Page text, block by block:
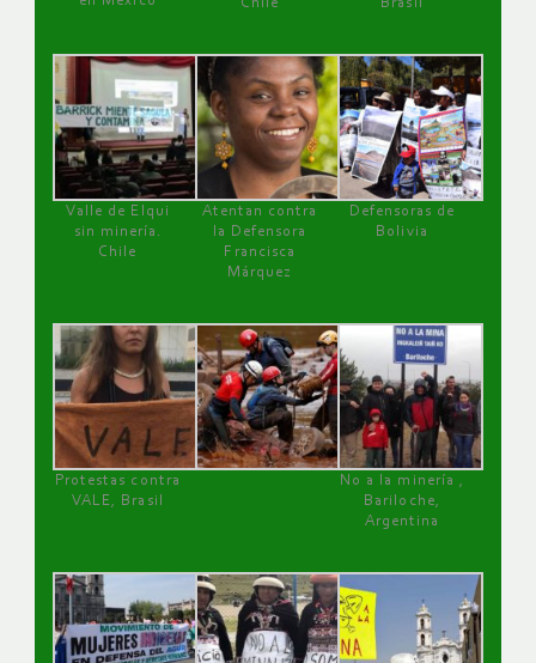
Chile
Brasil
Valle de Elqui
sin minería.
Chile
Atentan contra
la Defensora
Francisca
Márquez
Defensoras de
Bolivia
Protestas contra
VALE, Brasil
No a la minería ,
Bariloche,
Argentina